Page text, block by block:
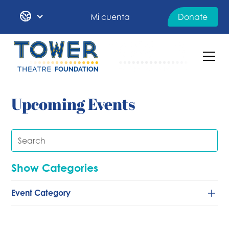
Mi cuenta Donate
Upcoming Events
Show Categories
Event Category